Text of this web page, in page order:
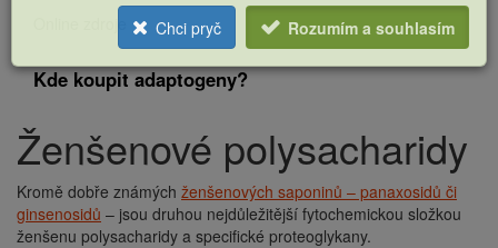
Kde koupit adaptogeny?
Drobečková
navigace
Ženšenové polysacharidy
Kromě dobře známých ženšenových saponinů – panaxosidů či
ginsenosidů – jsou druhou nejdůležitější fytochemickou složkou
ženšenu polysacharidy a specifické proteoglykany.
Chci pryč Rozumím a souhlasím